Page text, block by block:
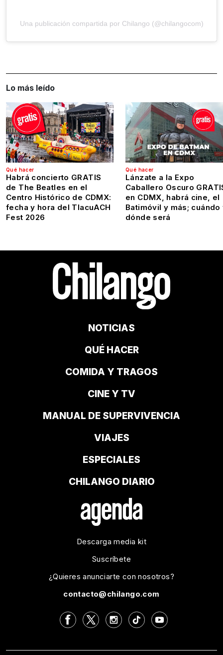
Una publicación compartida por Chilango (@chilangocom)
Lo más leído
Qué hacer
Habrá concierto GRATIS
de The Beatles en el
Centro Histórico de CDMX:
fecha y hora del TlacuACH
Fest 2026
Qué hacer
Lánzate a la Expo
Caballero Oscuro
en CDMX, habrá cine, el
Batimóvil y más; cuándo
dónde será
NOTICIAS
QUÉ HACER
COMIDA Y TRAGOS
CINE Y TV
MANUAL DE SUPERVIVENCIA
VIAJES
ESPECIALES
CHILANGO DIARIO
Descarga media kit
Suscríbete
¿Quieres anunciarte con nosotros?
contacto@chilango.com